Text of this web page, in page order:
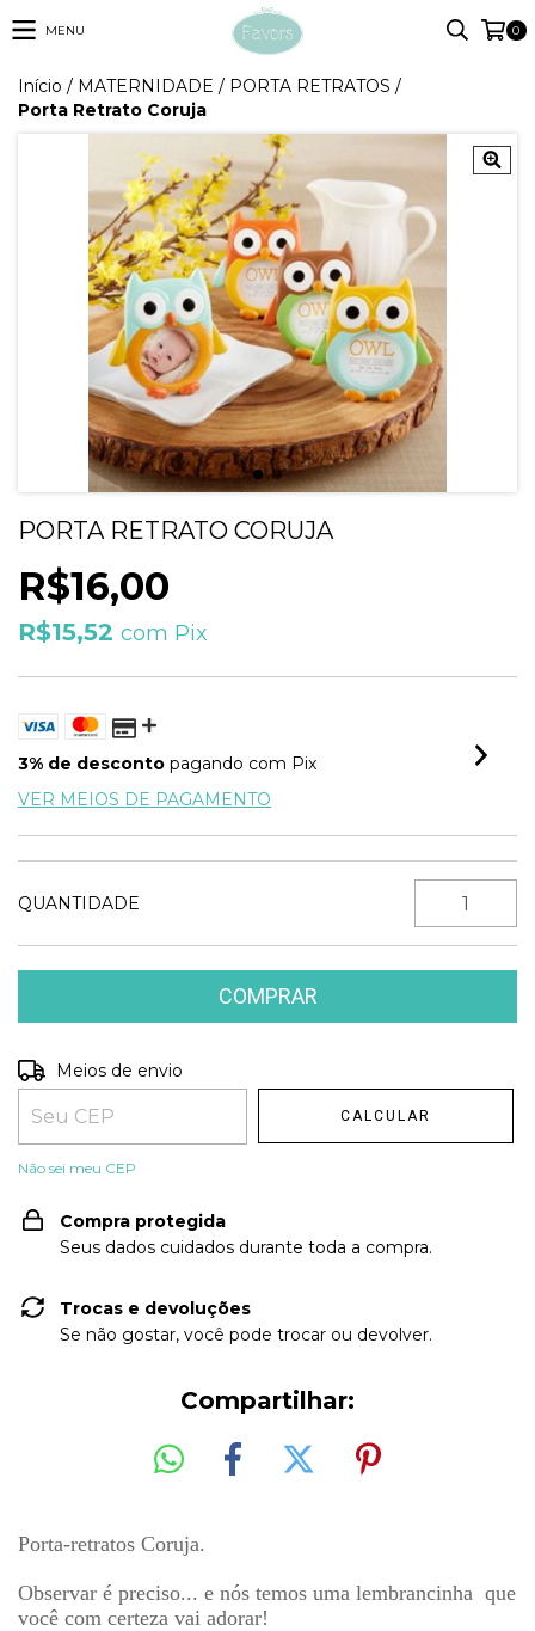
MENU 0
Início / MATERNIDADE / PORTA RETRATOS /
Porta Retrato Coruja
PORTA RETRATO CORUJA
R$16,00
R$15,52 com Pix
3% de desconto pagando com Pix
VER MEIOS DE PAGAMENTO
QUANTIDADE
Entregas para o CEP:
Meios de envio
CALCULAR
Não sei meu CEP
Compra protegida
Seus dados cuidados durante toda a compra.
Trocas e devoluções
Se não gostar, você pode trocar ou devolver.
Compartilhar:
Porta-retratos Coruja.
Observar é preciso... e nós temos uma lembrancinha que
você com certeza vai adorar!